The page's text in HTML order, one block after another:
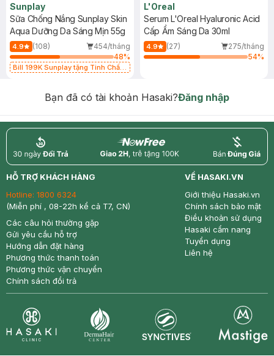
Sunplay
Sữa Chống Nắng Sunplay Skin
Aqua Dưỡng Da Sáng Mịn 55g
4.9 (108)
454/tháng
48%
Bill 199K Sunplay tặng Tinh Chất
L'Oreal
Serum L'Oreal Hyaluronic Acid
Cấp Ẩm Sáng Da 30ml
4.9 (27)
275/tháng
54%
Bạn đã có tài khoản Hasaki?Đăng nhập
return nowfree price
HỖ TRỢ KHÁCH HÀNG
Hotline: 1800 6324
(Miễn phí , 08-22h kể cả T7, CN)
Các câu hỏi thường gặp
Gửi yêu cầu hỗ trợ
Hướng dẫn đặt hàng
Phương thức thanh toán
Phương thức vận chuyển
Chính sách đổi trả
VỀ HASAKI.VN
Giới thiệu Hasaki.vn
Chính sách bảo mật
Điều khoản sử dụng
Hasaki cẩm nang
Tuyển dụng
Liên hệ